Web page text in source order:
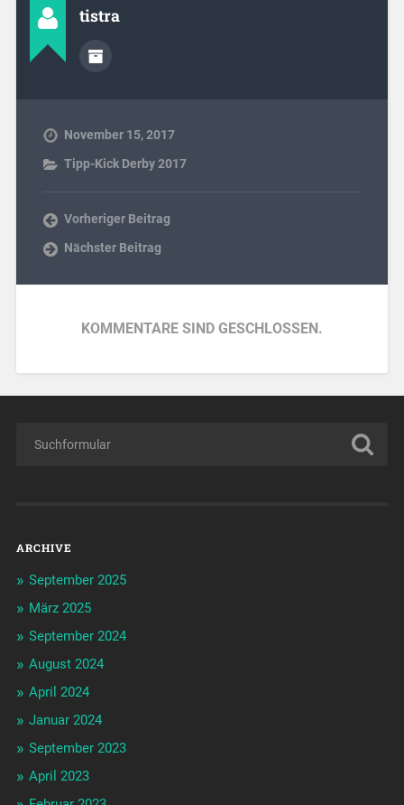
tistra
November 15, 2017
Tipp-Kick Derby 2017
Vorheriger Beitrag
Nächster Beitrag
KOMMENTARE SIND GESCHLOSSEN.
ARCHIVE
September 2025
März 2025
September 2024
August 2024
April 2024
Januar 2024
September 2023
April 2023